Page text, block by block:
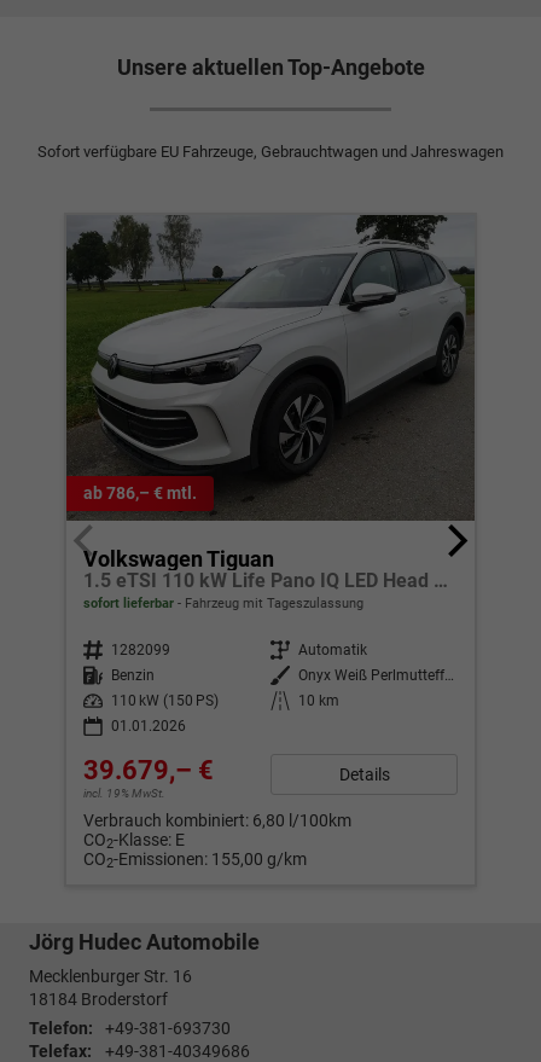
Unsere aktuellen Top-Angebote
Sofort verfügbare EU Fahrzeuge, Gebrauchtwagen und Jahreswagen
ab 786,– € mtl.
Volkswagen Tiguan
1.5 eTSI 110 kW Life Pano IQ LED Head GV5 AHK 360
sofort lieferbar Fahrzeug mit Tageszulassung
Fahrzeugnr. 1282099 Getriebe Automatik
Kraftstoff Benzin Außenfarbe
Onyx Weiß Perlmutteffekt
Leistung
110 kW (150 PS) Kilometerstand
10 km
01.01.2026
39.679,– €
incl. 19% MwSt.
Details
Verbrauch kombiniert: 6,80 l/100km
CO2-Klasse: E
CO2-Emissionen: 155,00 g/km
Jörg Hudec Automobile
Mecklenburger Str. 16
18184 Broderstorf
Telefon:
+49-381-693730
Telefax:
+49-381-40349686